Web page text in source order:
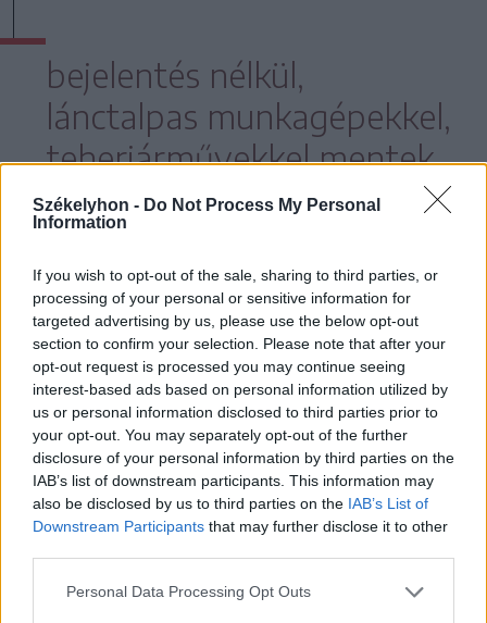
Székelyhon - Do Not Process My Personal
Information
If you wish to opt-out of the sale, sharing to third parties, or
processing of your personal or sensitive information for
targeted advertising by us, please use the below opt-out
section to confirm your selection. Please note that after your
opt-out request is processed you may continue seeing
interest-based ads based on personal information utilized by
us or personal information disclosed to third parties prior to
your opt-out. You may separately opt-out of the further
disclosure of your personal information by third parties on the
IAB’s list of downstream participants. This information may
also be disclosed by us to third parties on the IAB’s List of
Downstream Participants that may further disclose it to other
Personal Data Processing Opt Outs
bejelentés nélkül,
lánctalpas munkagépekkel,
teherjárművekkel mentek
végig a búzaföldeken,
károkat okozva a
gazdáknak.
Így nem csoda, ha az autópálya visszatérő
téma a községben, viszont a
polgármester nem tudja tájékoztatni a
gazdákat addig, ameddig a végleges
nyomvonal, a terv pontos részleteit le
nem szögezik.